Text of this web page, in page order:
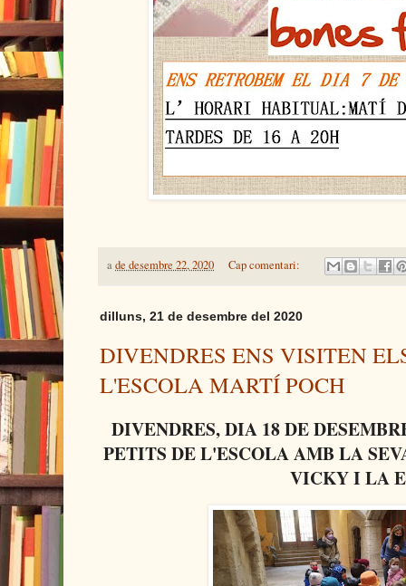
ade desembre 22, 2020 Cap comentari:
dilluns, 21 de desembre del 2020
DIVENDRES ENS VISITEN
L'ESCOLA MARTÍ POCH
DIVENDRES, DIA 18 DE
PETITS DE L'ESCOLA AMB LA
VICKY I LA